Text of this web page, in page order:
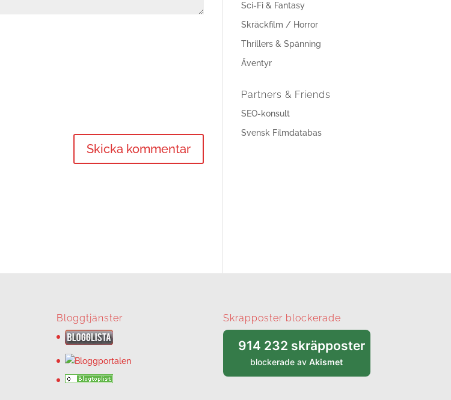
Sci-Fi & Fantasy
Skräckfilm / Horror
Thrillers & Spänning
Äventyr
Partners & Friends
SEO-konsult
Svensk Filmdatabas
Bloggtjänster Skräpposter blockerade
914 232 skräpposter
blockerade avAkismet